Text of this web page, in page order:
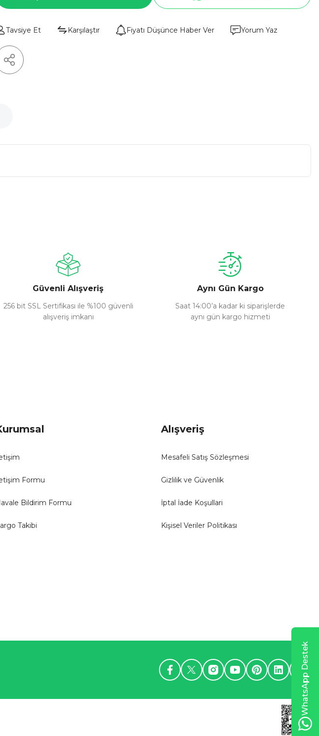
Tavsiye Et Karşılaştır Fiyatı Düşünce Haber Ver Yorum Yaz
Güvenli Alışveriş
256 bit SSL Sertifikası ile %100 güvenli
alışveriş imkanı
Aynı Gün Kargo
Saat 14:00’a kadar ki siparişlerde
aynı gün kargo hizmeti
Formu
Bildirim Formu
Takibi
Alışveriş
Mesafeli Satış Sözleşmesi
Gizlilik ve Güvenlik
İptal İade Koşullari
Kişisel Veriler Politikası
WhatsApp Destek